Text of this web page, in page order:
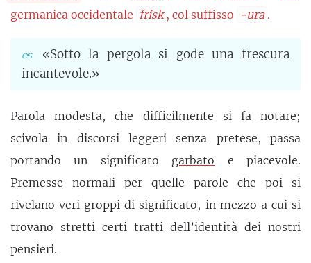
germanica occidentale frisk , col suffisso -ura .
«Sotto la pergola si gode una frescura
incantevole.»
Parola modesta, che difficilmente si fa notare;
scivola in discorsi leggeri senza pretese, passa
portando un significato garbato e piacevole.
Premesse normali per quelle parole che poi si
rivelano veri groppi di significato, in mezzo a cui si
trovano stretti certi tratti dell’identità dei nostri
pensieri.